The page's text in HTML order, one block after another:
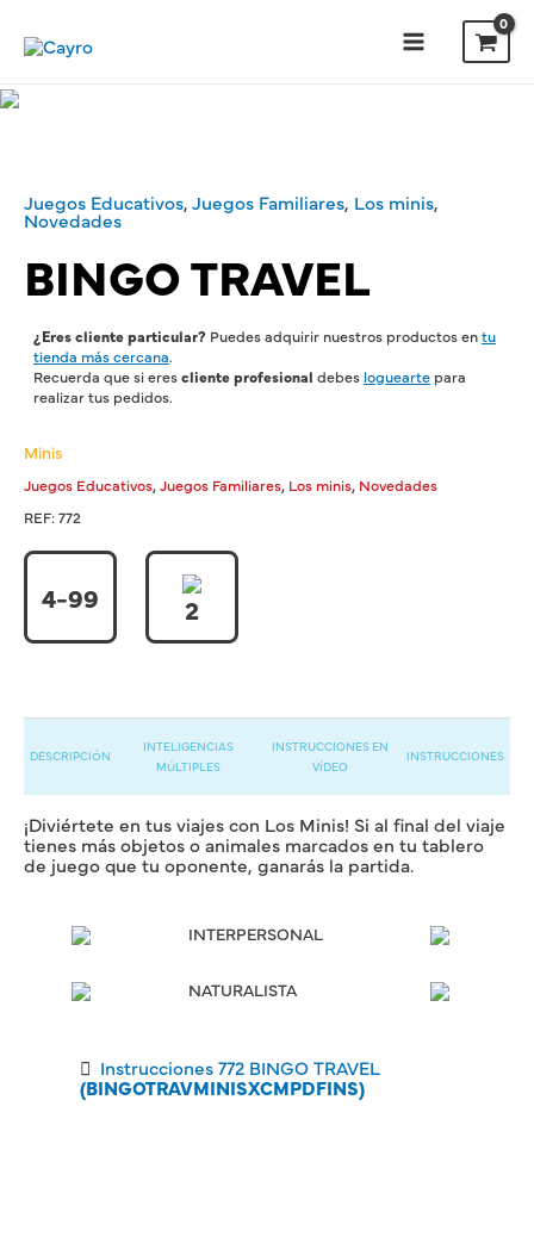
Juegos Educativos,Juegos Familiares, Los minis,
Novedades
BINGO TRAVEL
¿Eres cliente particular? Puedes adquirir nuestros productos entu
tienda más cercana.
Recuerda que si erescliente profesional debes loguearte para
realizar tus pedidos.
Minis
Juegos Educativos,Juegos Familiares, Los minis, Novedades
REF:772
4-99 2
DESCRIPCIÓN
INTELIGENCIAS
MÚLTIPLES
INSTRUCCIONES EN
VÍDEO
INSTRUCCIONES
¡Diviértete en tus viajes con Los Minis! Si al final del viaje
tienes más objetos o animales marcados en tu tablero
de juego que tu oponente, ganarás la partida.
INTERPERSONAL
NATURALISTA
Instrucciones 772 BINGO TRAVEL
(BINGOTRAVMINISXCMPDFINS)